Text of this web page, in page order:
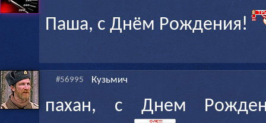
Паша, с Днём Рождения!
#56995 Кузьмич
пахан, с Днем